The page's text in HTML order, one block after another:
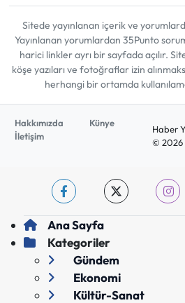
Sitede yayınlanan içerik ve
Yayınlanan yorumlardan 35Punto
harici linkler ayrı bir sayfada açılır.
köşe yazıları ve fotoğraflar izin
herhangi bir ortamda
Hakkımızda
Künye
İletişim
Haber
© 2026
Ana Sayfa
Kategoriler
Gündem
Ekonomi
Kültür-Sanat